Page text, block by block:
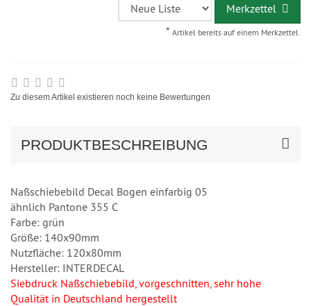
Merkzettel
* Artikel bereits auf einem Merkzettel.
Zu diesem Artikel existieren noch keine Bewertungen
PRODUKTBESCHREIBUNG
Naßschiebebild Decal Bogen einfarbig 05
ähnlich Pantone 355 C
Farbe: grün
Größe: 140x90mm
Nutzfläche: 120x80mm
Hersteller: INTERDECAL
Siebdruck Naßschiebebild, vorgeschnitten, sehr hohe
Qualität in Deutschland hergestellt